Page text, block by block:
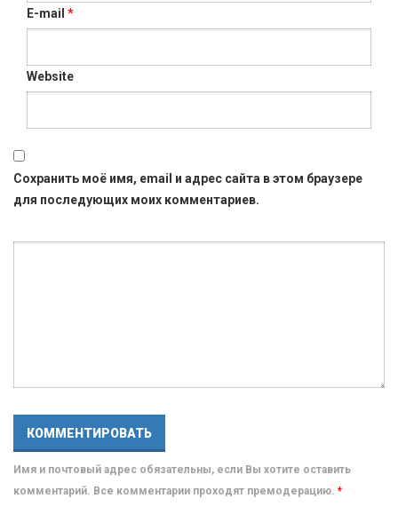
E-mail *
Website
Сохранить моё имя, email и адрес сайта в этом браузере
для последующих моих комментариев.
Имя и почтовый адрес обязательны, если Вы хотите оставить
комментарий. Все комментарии проходят премодерацию. *